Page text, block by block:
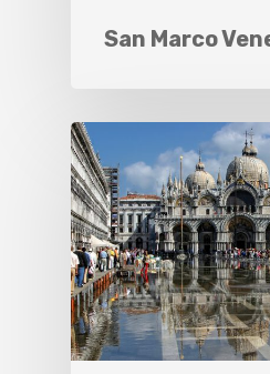
San Marco